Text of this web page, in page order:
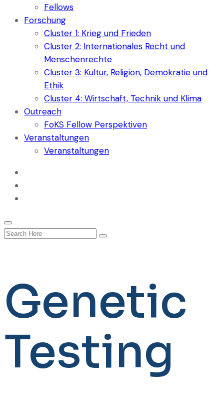
Fellows
Forschung
Cluster 1: Krieg und Frieden
Cluster 2: Internationales Recht und
Menschenrechte
Cluster 3: Kultur, Religion, Demokratie und
Ethik
Cluster 4: Wirtschaft, Technik und Klima
Outreach
FoKS Fellow Perspektiven
Veranstaltungen
Veranstaltungen
Genetic
Testing